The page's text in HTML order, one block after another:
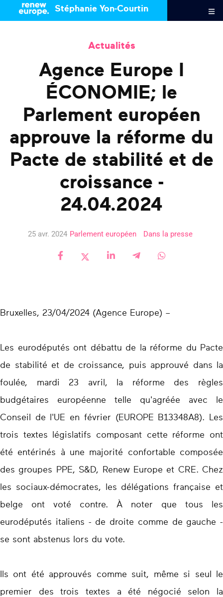
Stéphanie Yon-Courtin
Actualités
Agence Europe I
ÉCONOMIE; le
Parlement européen
approuve la réforme du
Pacte de stabilité et de
croissance -
24.04.2024
25 avr. 2024 Parlement européen Dans la presse
Bruxelles, 23/04/2024 (Agence Europe) –
Les eurodéputés ont débattu de la réforme du Pacte
de stabilité et de croissance, puis approuvé dans la
foulée, mardi 23 avril, la réforme des règles
budgétaires européenne telle qu'agréée avec le
Conseil de l'UE en février (EUROPE B13348A8). Les
trois textes législatifs composant cette réforme ont
été entérinés à une majorité confortable composée
des groupes PPE, S&D, Renew Europe et CRE. Chez
les sociaux-démocrates, les délégations française et
belge ont voté contre. À noter que tous les
eurodéputés italiens - de droite comme de gauche -
se sont abstenus lors du vote.
Ils ont été approuvés comme suit, même si seul le
premier des trois textes a été négocié selon la